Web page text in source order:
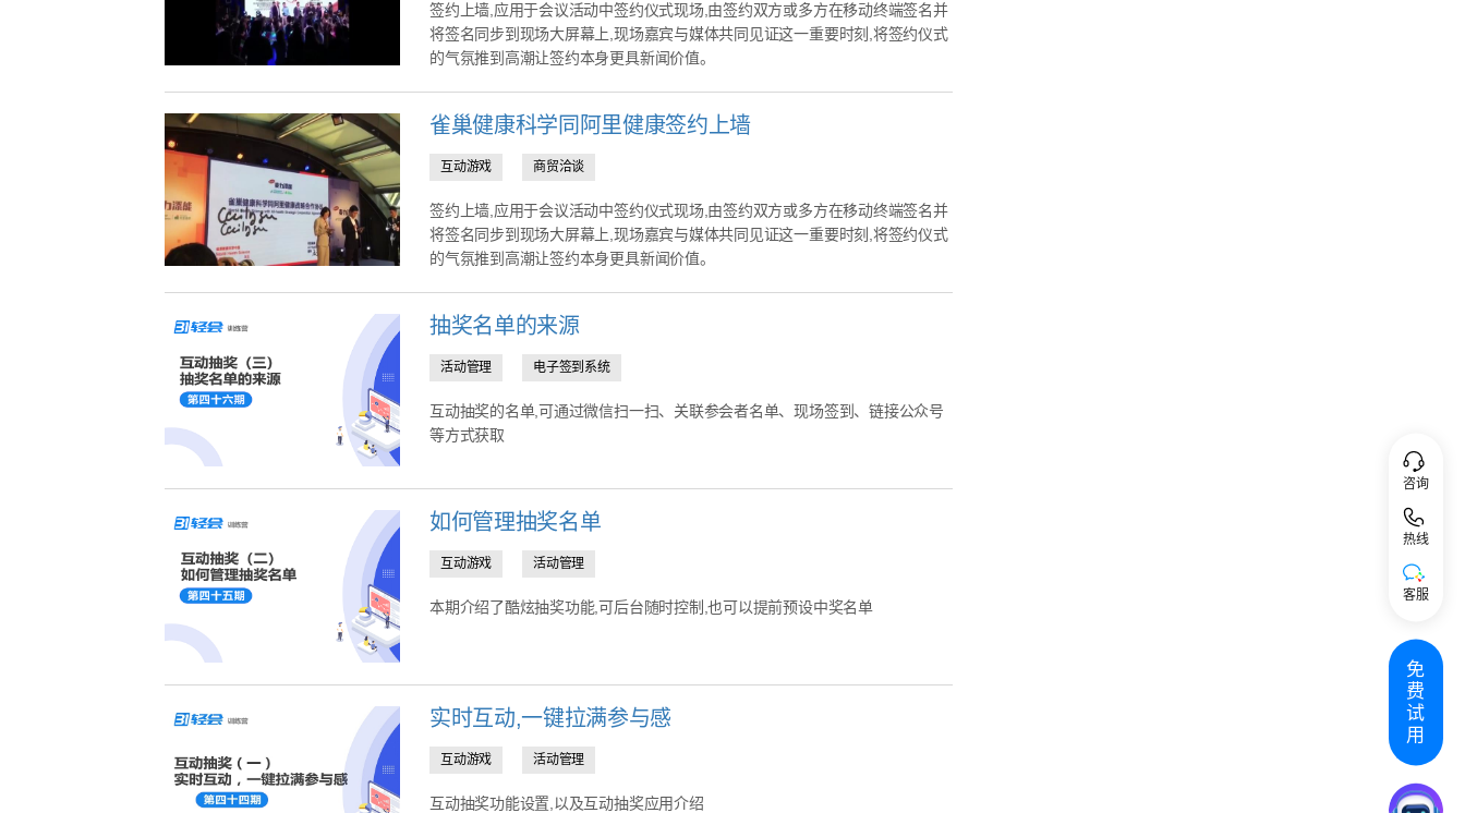
签约上墙,应用于会议活动中签约仪式现场,由签约双方或多方在移动终端签名并
将签名同步到现场大屏幕上,现场嘉宾与媒体共同见证这一重要时刻,将签约仪式
的气氛推到高潮让签约本身更具新闻价值。
雀巢健康科学同阿里健康签约上墙
互动游戏 商贸洽谈
签约上墙,应用于会议活动中签约仪式现场,由签约双方或多方在移动终端签名并
将签名同步到现场大屏幕上,现场嘉宾与媒体共同见证这一重要时刻,将签约仪式
的气氛推到高潮让签约本身更具新闻价值。
抽奖名单的来源
活动管理 电子签到系统
互动抽奖的名单,可通过微信扫一扫、关联参会者名单、现场签到、链接公众号
等方式获取
如何管理抽奖名单
互动游戏 活动管理
本期介绍了酷炫抽奖功能,可后台随时控制,也可以提前预设中奖名单
实时互动,一键拉满参与感
互动游戏 活动管理
互动抽奖功能设置,以及互动抽奖应用介绍
咨询
热线
客服
免
费
试
用